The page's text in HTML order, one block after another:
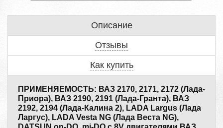
Описание
Отзывы
Как купить
ПРИМЕНЯЕМОСТЬ: ВАЗ 2170, 2171, 2172 (Лада-
Приора), ВАЗ 2190, 2191 (Лада-Гранта), ВАЗ
2192, 2194 (Лада-Калина 2), LADA Largus (Лада
Ларгус), LADA Vesta NG (Лада Веста NG),